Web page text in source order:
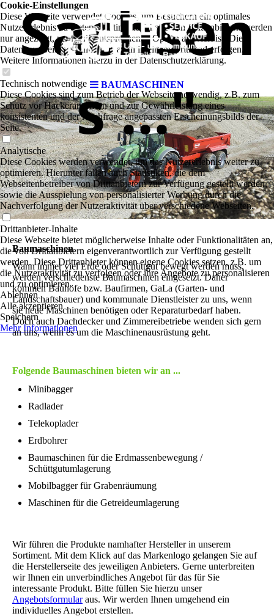
BAUMASCHINEN
Sachsen
s ..."
Baumaschinen
Wann immer viel Erde oder Schüttgut bewegt werden muss,
werden verschiedenste Baumaschinen eingesetzt. Daher
kommen Bauhöfe bzw. Baufirmen, GaLa (Garten- und
Landschaftsbauer) und kommunale Dienstleister zu uns, wenn
sie neue Maschinen benötigen oder Reparaturbedarf haben.
Doch auch Dachdecker und Zimmereibetriebe wenden sich gern
an uns, wenn es um die Maschinenausrüstung geht.
Folgende Baumaschinen bieten wir an ...
Minibagger
Radlader
Telekoplader
Erdbohrer
Baumaschinen für die Erdmassenbewegung /
Schüttgutumlagerung
Mobilbagger für Grabenräumung
Maschinen für die Getreideumlagerung
Wir führen die Produkte namhafter Hersteller in unserem
Sortiment. Mit dem Klick auf das Markenlogo gelangen Sie auf
die Herstellerseite des jeweiligen Anbieters. Gerne unterbreiten
wir Ihnen ein unverbindliches Angebot für das für Sie
interessante Produkt. Bitte füllen Sie hierzu unser
Angebotsformularaus. Wir werden Ihnen umgehend ein
individuelles Angebot erstellen.
Cookie-Einstellungen
Diese Webseite verwendet Cookies, um Besuchern ein optimales
Nutzererlebnis zu bieten. Bestimmte Inhalte von Drittanbietern werden
nur angezeigt, wenn die entsprechende Option aktiviert ist. Die
Datenverarbeitung kann dann auch in einem Drittland erfolgen.
Weitere Informationen hierzu in der Datenschutzerklärung.
Technisch notwendige
Diese Cookies sind zum Betrieb der Webseite notwendig, z.B. zum
Schutz vor Hackerangriffen und zur Gewährleistung eines
konsistenten und der Nachfrage angepassten Erscheinungsbilds der
Seite.
Analytische
Diese Cookies werden verwendet, um das Nutzererlebnis weiter zu
optimieren. Hierunter fallen auch Statistiken, die dem
Webseitenbetreiber von Drittanbietern zur Verfügung gestellt werden,
sowie die Ausspielung von personalisierter Werbung durch die
Nachverfolgung der Nutzeraktivität über verschiedene Webseiten.
Drittanbieter-Inhalte
Diese Webseite bietet möglicherweise Inhalte oder Funktionalitäten an,
die von Drittanbietern eigenverantwortlich zur Verfügung gestellt
werden. Diese Drittanbieter können eigene Cookies setzen, z.B. um
die Nutzeraktivität zu verfolgen oder ihre Angebote zu personalisieren
und zu optimieren.
Ablehnen
Alle akzeptieren
Speichern
Mehr Informationen